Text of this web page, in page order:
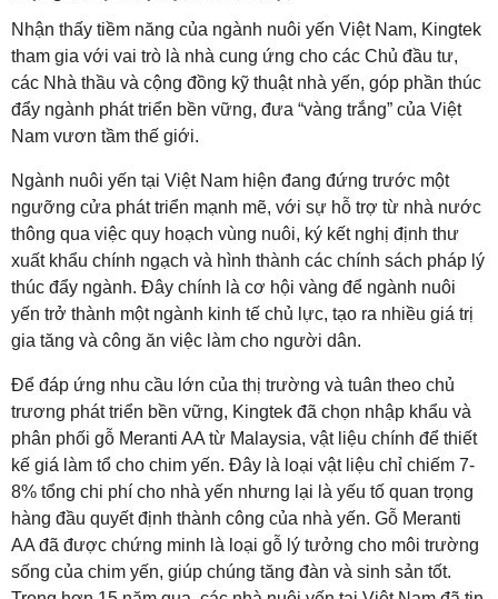
Nhận thấy tiềm năng của ngành nuôi yến Việt Nam, Kingtek
tham gia với vai trò là nhà cung ứng cho các Chủ đầu tư,
các Nhà thầu và cộng đồng kỹ thuật nhà yến, góp phần thúc
đẩy ngành phát triển bền vững, đưa “vàng trắng” của Việt
Nam vươn tầm thế giới.
Ngành nuôi yến tại Việt Nam hiện đang đứng trước một
ngưỡng cửa phát triển mạnh mẽ, với sự hỗ trợ từ nhà nước
thông qua việc quy hoạch vùng nuôi, ký kết nghị định thư
xuất khẩu chính ngạch và hình thành các chính sách pháp lý
thúc đẩy ngành. Đây chính là cơ hội vàng để ngành nuôi
yến trở thành một ngành kinh tế chủ lực, tạo ra nhiều giá trị
gia tăng và công ăn việc làm cho người dân.
Để đáp ứng nhu cầu lớn của thị trường và tuân theo chủ
trương phát triển bền vững, Kingtek đã chọn nhập khẩu và
phân phối gỗ Meranti AA từ Malaysia, vật liệu chính để thiết
kế giá làm tổ cho chim yến. Đây là loại vật liệu chỉ chiếm 7-
8% tổng chi phí cho nhà yến nhưng lại là yếu tố quan trọng
hàng đầu quyết định thành công của nhà yến. Gỗ Meranti
AA đã được chứng minh là loại gỗ lý tưởng cho môi trường
sống của chim yến, giúp chúng tăng đàn và sinh sản tốt.